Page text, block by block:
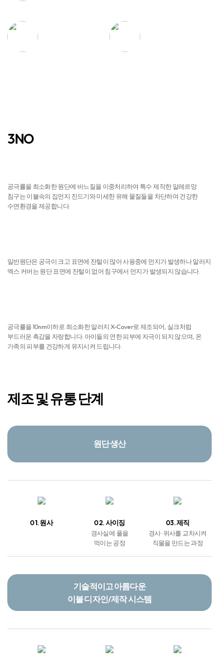
3NO
공극률을 최소화한 원단에 바느질을 이중처리하여 특수 제작한 알레르망
침구는 이불속의 집먼지 진드기와 미세한 유해 물질들을 차단하여 건강한
수면환경을 제공합니다.
일반원단은 공극이 크고 표면에 잔털이 많아 사용중에 먼지가 발생하나 알러지
엑스 커버는 원단 표면에 잔털이 없어 침구에서 먼지가 발생되지 않습니다.
공극률을 10nm이하로 최소화한 알러지 X-Cover로 제조되어, 실크처럼
부드러운 촉감을 자랑합니다. 아이들의 연한 피부에 자극이 되지 않으며, 온
가족의 피부를 건강하게 유지시켜 드립니다.
제조 및 유통 단계
원단 생산
01. 원사 02. 사이징
경사실에 풀을
먹이는 공정
03. 제직
경사 · 위사를 교차시켜
직물을 만드는 과정
기술적이고 아름다운
이불 디자인/제작 시스템